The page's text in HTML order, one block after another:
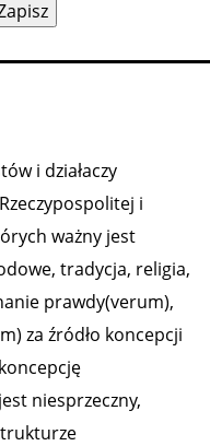
i działaczy
i
ważny jest
tradycja, religia,
prawdy(verum),
za źródło koncepcji
niesprzeczny,